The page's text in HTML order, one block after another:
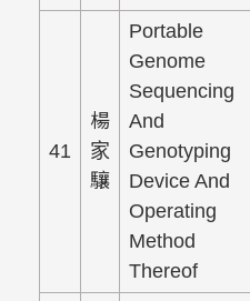
41
楊
家
驤
Portable
Genome
Sequencing
And
Genotyping
Device And
Operating
Method
Thereof